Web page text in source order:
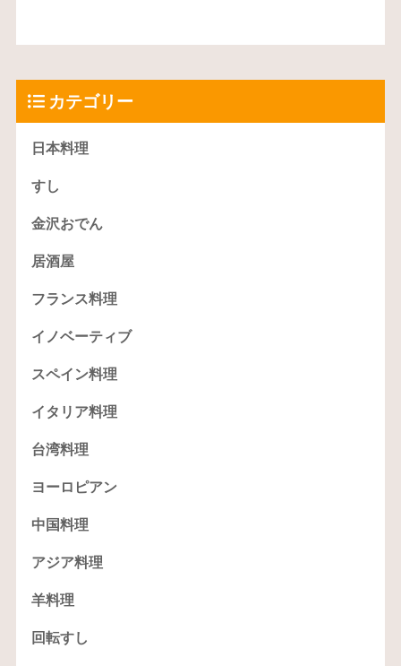
カテゴリー
日本料理
すし
金沢おでん
居酒屋
フランス料理
イノベーティブ
スペイン料理
イタリア料理
台湾料理
ヨーロピアン
中国料理
アジア料理
羊料理
回転すし